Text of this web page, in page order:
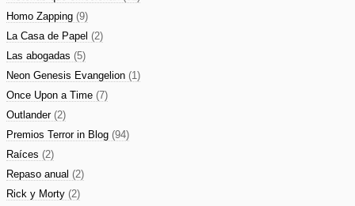
Homo Zapping (9)
La Casa de Papel (2)
Las abogadas (5)
Neon Genesis Evangelion (1)
Once Upon a Time (7)
Outlander (2)
Premios Terror in Blog (94)
Raíces (2)
Repaso anual (2)
Rick y Morty (2)